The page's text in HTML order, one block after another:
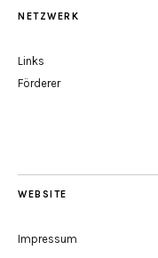
NETZWERK
Links
Förderer
WEBSITE
Impressum